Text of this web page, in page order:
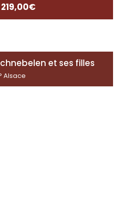
219,00€
et ses filles
Alsace